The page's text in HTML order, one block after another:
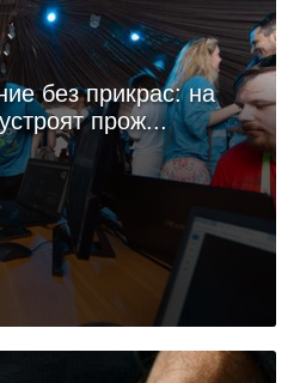
без прикрас: на
прож...